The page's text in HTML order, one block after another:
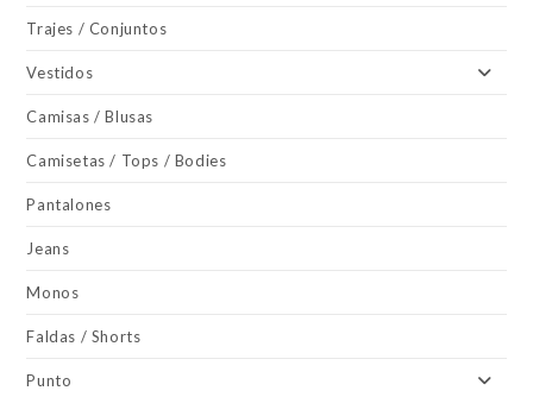
Trajes / Conjuntos
Vestidos
Camisas / Blusas
Camisetas / Tops / Bodies
Pantalones
Jeans
Monos
Faldas / Shorts
Punto